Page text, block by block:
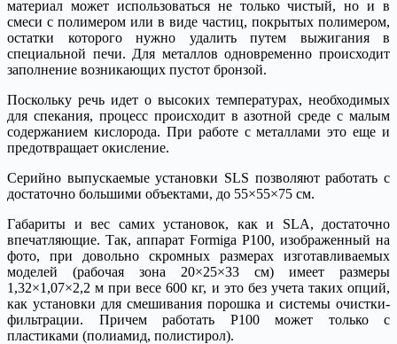
материал может использоваться не только чистый, но и в
смеси с полимером или в виде частиц, покрытых полимером,
остатки которого нужно удалить путем выжигания в
специальной печи. Для металлов одновременно происходит
заполнение возникающих пустот бронзой.
Поскольку речь идет о высоких температурах, необходимых
для спекания, процесс происходит в азотной среде с малым
содержанием кислорода. При работе с металлами это еще и
предотвращает окисление.
Серийно выпускаемые установки SLS позволяют работать с
достаточно большими объектами, до 55×55×75 см.
Габариты и вес самих установок, как и SLA, достаточно
впечатляющие. Так, аппарат Formiga P100, изображенный на
фото, при довольно скромных размерах изготавливаемых
моделей (рабочая зона 20×25×33 см) имеет размеры
1,32×1,07×2,2 м при весе 600 кг, и это без учета таких опций,
как установки для смешивания порошка и системы очистки-
фильтрации. Причем работать P100 может только с
пластиками (полиамид, полистирол).